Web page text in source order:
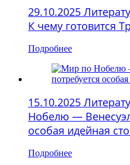
29.10.2025
К чему готовится
Подробнее
15.10.2025
Нобелю —
особая идейная
Подробнее